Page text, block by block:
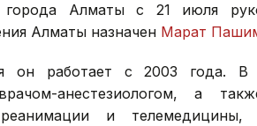
Алматы с 21 июля
Алматы назначен Марат
он работает с 2003 года. В
анестезиологом, а
и телемедицины,